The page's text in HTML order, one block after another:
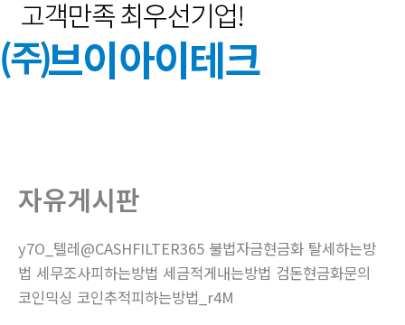
자유게시판
y7O_텔레@CASHFILTER365 불법자금현금화 탈세하는방
법 세무조사피하는방법 세금적게내는방법 검돈현금화문의
코인믹싱 코인추적피하는방법_r4M